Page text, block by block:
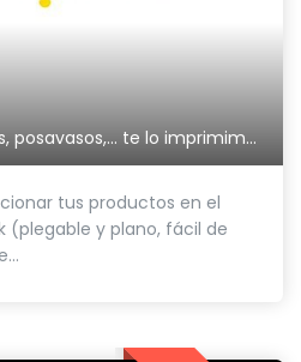
Cartas, tarjetas, imanes, posavasos,... te lo imprimimos todo.
tus productos en el
(plegable y plano, fácil de